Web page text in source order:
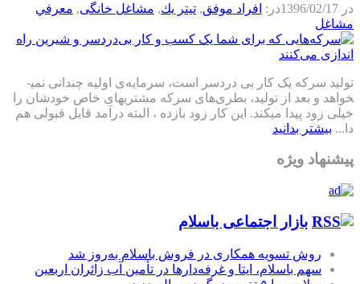
در 1396/02/17در: افراد موفق, تيتر يك, مشاغل خانگی, معرفي
مشاغل
تولید سرکه یک کار بی دردسر است، سرمایه­‌ی اولیه چندانی نمی­
خواهد و بعد از تولید، بطری­‌های سرکه مشتری­های خاص خودشان را
خیلی زود پیدا می­کند. این کار زود بازده ، البته درآمد قابل قبولی هم
دا... بیشتر بدانید
پیشنهاد ویژه
بازار اجتماعی باسلام
روش تسویه همکاری در فروش باسلام به‌روز شد
سهم باسلام، ایتا و غرفه‌دارها در تأمین آب زائران اربعین